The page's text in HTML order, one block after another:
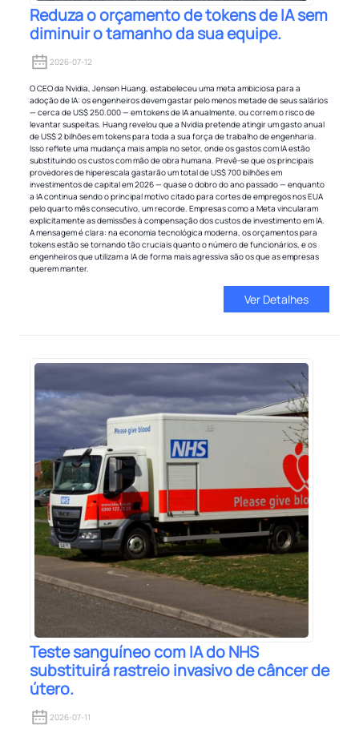
Reduza o orçamento de tokens de IA sem
diminuir o tamanho da sua equipe.
2026-07-12
O CEO da Nvidia, Jensen Huang, estabeleceu uma meta ambiciosa para a
adoção de IA: os engenheiros devem gastar pelo menos metade de seus salários
— cerca de US$ 250.000 — em tokens de IA anualmente, ou correm o risco de
levantar suspeitas. Huang revelou que a Nvidia pretende atingir um gasto anual
de US$ 2 bilhões em tokens para toda a sua força de trabalho de engenharia.
Isso reflete uma mudança mais ampla no setor, onde os gastos com IA estão
substituindo os custos com mão de obra humana. Prevê-se que os principais
provedores de hiperescala gastarão um total de US$ 700 bilhões em
investimentos de capital em 2026 — quase o dobro do ano passado — enquanto
a IA continua sendo o principal motivo citado para cortes de empregos nos EUA
pelo quarto mês consecutivo, um recorde. Empresas como a Meta vincularam
explicitamente as demissões à compensação dos custos de investimento em IA.
A mensagem é clara: na economia tecnológica moderna, os orçamentos para
tokens estão se tornando tão cruciais quanto o número de funcionários, e os
engenheiros que utilizam a IA de forma mais agressiva são os que as empresas
querem manter.
Ver Detalhes
Teste sanguíneo com IA do NHS
substituirá rastreio invasivo de câncer de
útero.
2026-07-11